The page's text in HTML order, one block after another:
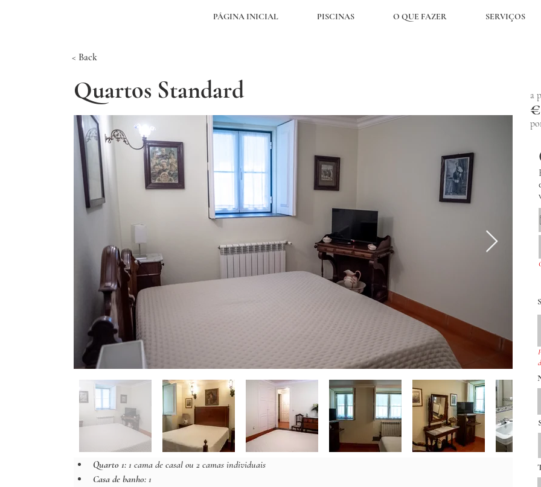
PÁGINA INICIAL PISCINAS O QUE FAZER SERVIÇOS
< Back
Quartos Standard
Quarto 1: 1 cama de casal ou 2 camas individuais
Casa de banho: 1
a